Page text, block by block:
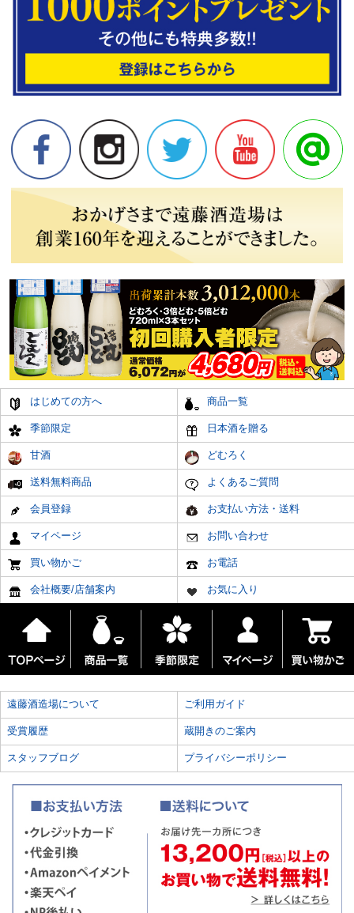
はじめての方へ 商品一覧
季節限定 日本酒を贈る
甘酒 どむろく
送料無料商品 よくあるご質問
会員登録 お支払い方法・送料
マイページ お問い合わせ
買い物かご お電話
会社概要/店舗案内 お気に入り
遠藤酒造場について ご利用ガイド
受賞履歴 蔵開きのご案内
スタッフブログ プライバシーポリシー